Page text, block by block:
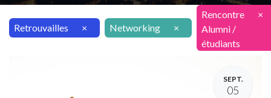
Retrouvailles × Networking ×
Rencontre
Alumni /
étudiants
×
SEPT.
05